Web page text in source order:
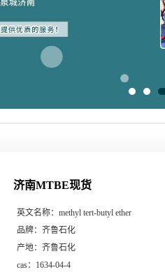
济南MTBE现货
英文名称： methyl tert-butyl ether
品牌： 齐鲁石化
产地： 齐鲁石化
cas： 1634-04-4